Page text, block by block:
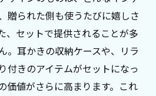
かきで喜びを贈る
ル耳かきの魅力とは
耳かきプレゼントの秘密
ルデザインで感動を
フトで新しい喜びを
贈られた側も使うたびに嬉しさ
、セットで提供されることが多
。耳かきの収納ケースや、リラ
付きのアイテムがセットになっ
価値がさらに高まります。これ